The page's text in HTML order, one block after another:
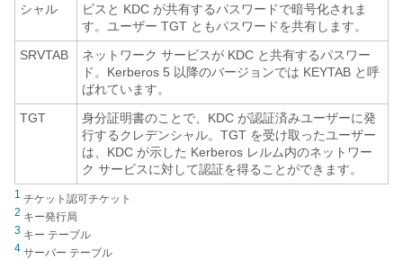
シャル
ビスと KDC が共有するパスワードで暗号化されま
す。ユーザー TGT ともパスワードを共有します。
SRVTAB
ネットワーク サービスが KDC と共有するパスワー
ド。Kerberos 5 以降のバージョンでは KEYTAB と呼
ばれています。
TGT
身分証明書のことで、KDC が認証済みユーザーに発
行するクレデンシャル。TGT を受け取ったユーザー
は、KDC が示した Kerberos レルム内のネットワー
ク サービスに対して認証を得ることができます。
1 チケット認可チケット
2 キー発行局
3 キー テーブル
4 サーバー テーブル